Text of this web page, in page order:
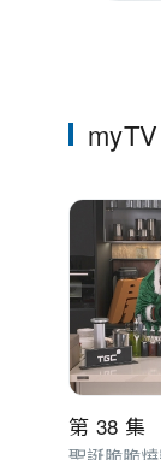
第 38 集